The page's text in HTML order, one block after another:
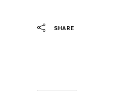
SHARE